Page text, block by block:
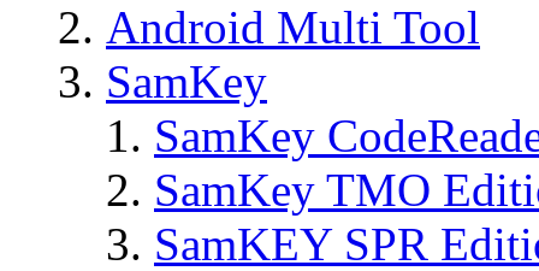
Android Multi Tool
SamKey
SamKey
SamKey TMO
SamKEY SPR